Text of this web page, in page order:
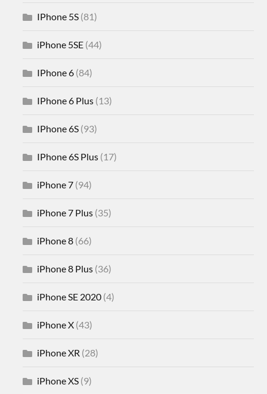
IPhone 5S (81)
iPhone 5SE (44)
IPhone 6 (84)
IPhone 6 Plus (13)
IPhone 6S (93)
IPhone 6S Plus (17)
iPhone 7 (94)
iPhone 7 Plus (35)
iPhone 8 (66)
iPhone 8 Plus (36)
iPhone SE 2020 (4)
iPhone X (43)
iPhone XR (28)
iPhone XS (9)